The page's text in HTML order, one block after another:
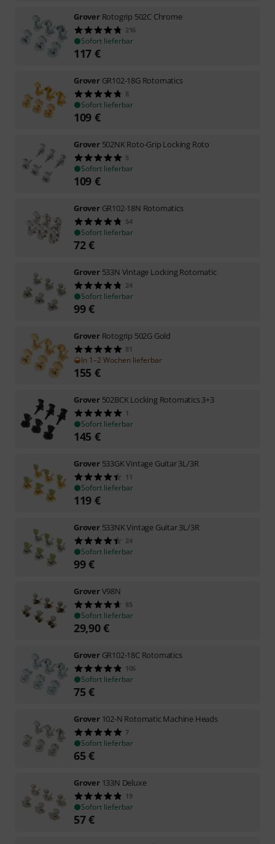
Grover Rotogrip 502C Chrome
216
Sofort lieferbar
117 €
Grover GR102-18G Rotomatics
8
Sofort lieferbar
109 €
Grover 502NK Roto-Grip Locking Roto
5
Sofort lieferbar
109 €
Grover GR102-18N Rotomatics
54
Sofort lieferbar
72€
Grover 533N Vintage Locking Rotomatic
24
Sofort lieferbar
99€
Grover Rotogrip 502G Gold
81
In 1–2 Wochen lieferbar
155 €
Grover 502BCK Locking Rotomatics 3+3
1
Sofort lieferbar
145 €
Grover 533GK Vintage Guitar 3L/3R
11
Sofort lieferbar
119 €
Grover 533NK Vintage Guitar 3L/3R
24
Sofort lieferbar
99€
GroverV98N
85
Sofort lieferbar
29,90€
Grover GR102-18C Rotomatics
106
Sofort lieferbar
75€
Grover 102-N Rotomatic Machine Heads
7
Sofort lieferbar
65€
Grover 133N Deluxe
19
Sofort lieferbar
57€